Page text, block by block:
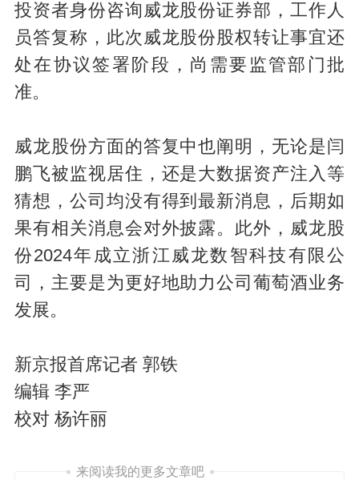
投资者身份咨询威龙股份证券部，工作人
员答复称，此次威龙股份股权转让事宜还
处在协议签署阶段，尚需要监管部门批
准。
威龙股份方面的答复中也阐明，无论是闫
鹏飞被监视居住，还是大数据资产注入等
猜想，公司均没有得到最新消息，后期如
果有相关消息会对外披露。此外，威龙股
份2024年成立浙江威龙数智科技有限公
司，主要是为更好地助力公司葡萄酒业务
发展。
新京报首席记者 郭铁
编辑 李严
校对 杨许丽
来阅读我的更多文章吧